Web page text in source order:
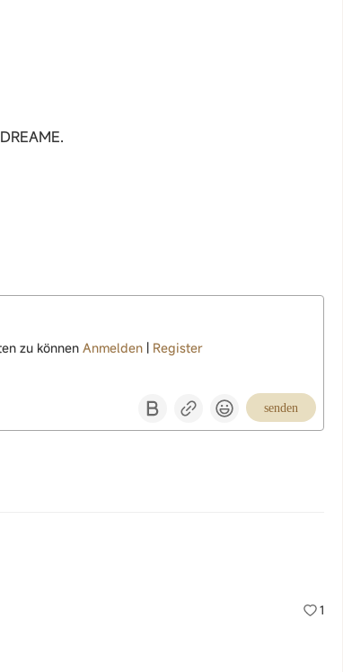
zu können Anmelden | Register
senden
1